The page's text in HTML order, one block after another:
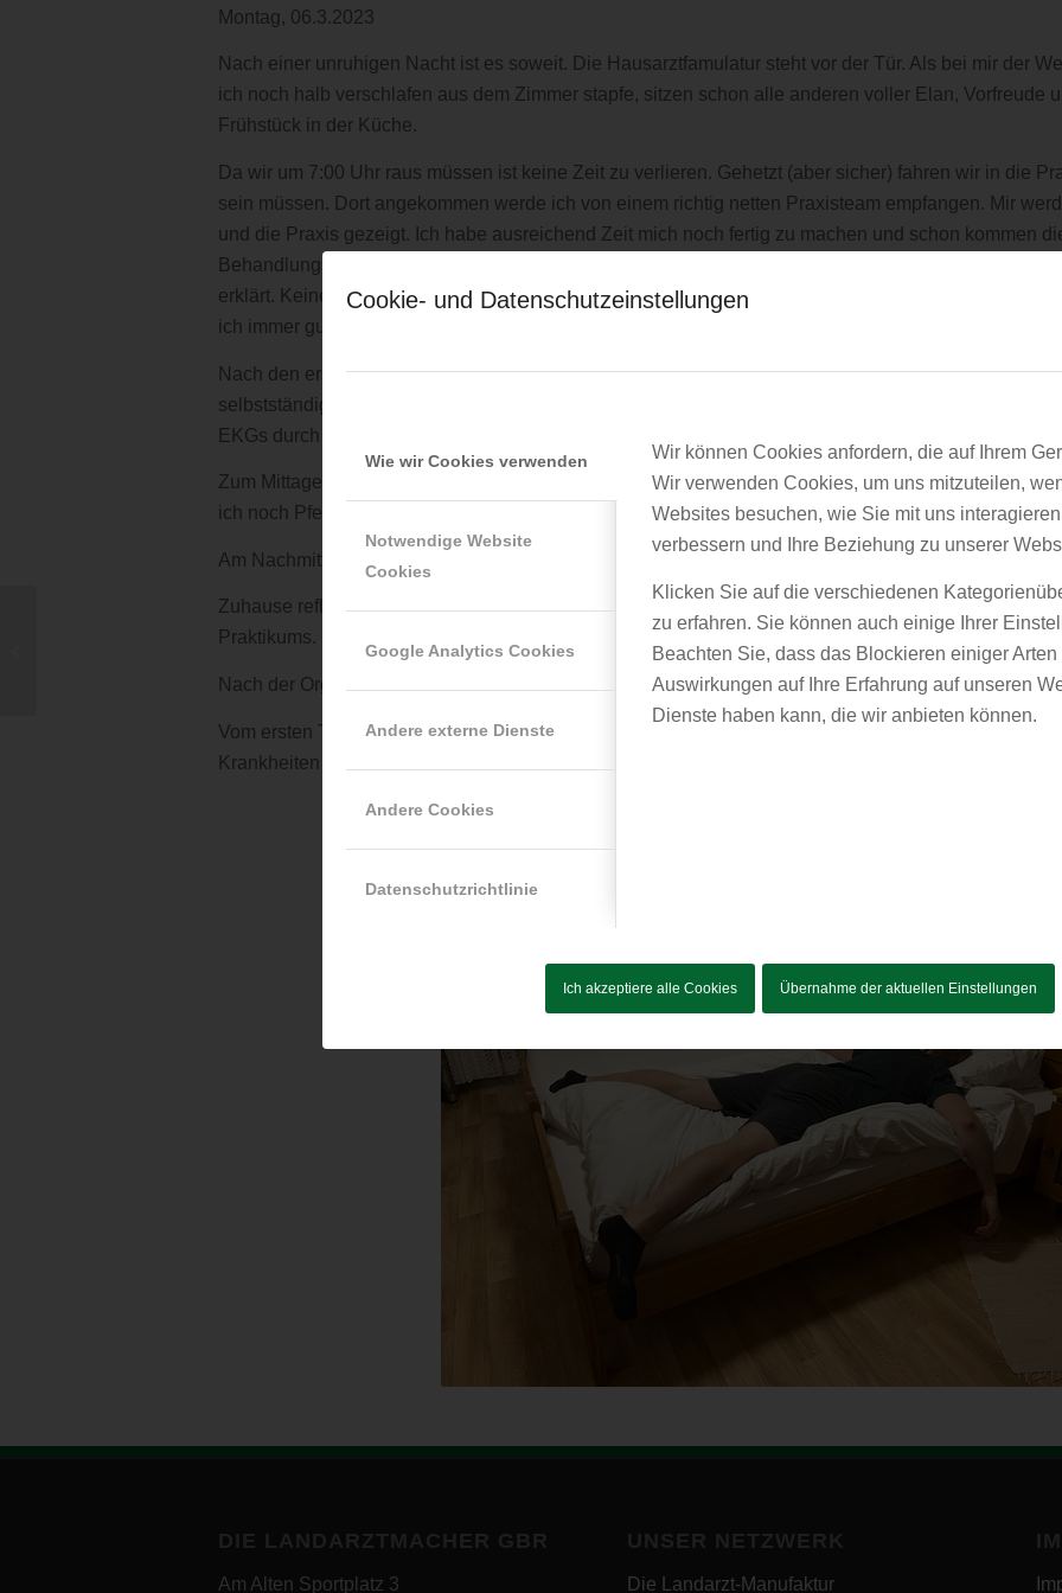
Cookie- und Datenschutzeinstellungen
Wie wir Cookies verwenden
Notwendige Website
Cookies
Google Analytics Cookies
Andere externe Dienste
Andere Cookies
Datenschutzrichtlinie
Wir können Cookies anfordern, die auf Ihrem
Wir verwenden Cookies, um uns mitzuteilen,
Websites besuchen, wie Sie mit uns
verbessern und Ihre Beziehung zu unserer
Klicken Sie auf die verschiedenen
zu erfahren. Sie können auch einige Ihrer
Beachten Sie, dass das Blockieren einiger
Auswirkungen auf Ihre Erfahrung auf unseren
Dienste haben kann, die wir anbieten können.
Ich akzeptiere alle Cookies Übernahme der aktuellen Einstellungen
Montag, 06.3.2023
Nach einer unruhigen Nacht ist es soweit. Die Hausarztfamulatur steht vor der Tür. Als bei mir der
ich noch halb verschlafen aus dem Zimmer stapfe, sitzen schon alle anderen voller Elan, Vorfreude
Frühstück in der Küche.
Da wir um 7:00 Uhr raus müssen ist keine Zeit zu verlieren. Gehetzt (aber sicher) fahren wir in die
sein müssen. Dort angekommen werde ich von einem richtig netten Praxisteam empfangen. Mir
und die Praxis gezeigt. Ich habe ausreichend Zeit mich noch fertig zu machen und schon kommen
Behandlungszimmer. Sofort nimmt mir mein zugeteilter Arzt die Angst und lässt mich als erstes mit
erklärt. Keine Sorge, wenn man noch nicht viel weiß, es wird alles erklärt. Als mein mir zugeteilter
ich immer gut integriert und darf auch ran – egal ob orthopädische Untersuchung oder Auskultation.
Nach den ersten Patienten werde ich nun gefragt, ob ich es mir zutraue mir einen Patienten zur
selbstständig durchzuführen. Nachdem ich fertig bin, kommt mein Arzt zu mir und klärt nochmals
EKGs durch und er erklärt noch einiges.
Zum Mittagessen bekomme ich eine exzellente Mahlzeit sogar mit Produkten vom eigenen Hof.
ich noch Pferde und Hühner füttern.
Am Nachmittag geht es nochmals in die Praxis, wo wir noch bis 18:00 Uhr Patienten betreuen.
Zuhause reflektieren wir das Erlebte gemeinsam bei einem richtig gutem Gemüsecurry und ziehen
Praktikums.
Nach der Organisation der Teachings für die kommenden Tage, fallen wir alle todmüde in unsere
Vom ersten Tag habe ich mitgenommen, dass ein Hausarzt im ländlichen Raum sich wirklich Zeit
Krankheiten werden behandelt, sondern der Mensch als Ganzes steht im Mittelpunkt.
Am Alten Sportplatz 3 Die Landarzt-Manufaktur
Exzellenter Winter 05.03.2023